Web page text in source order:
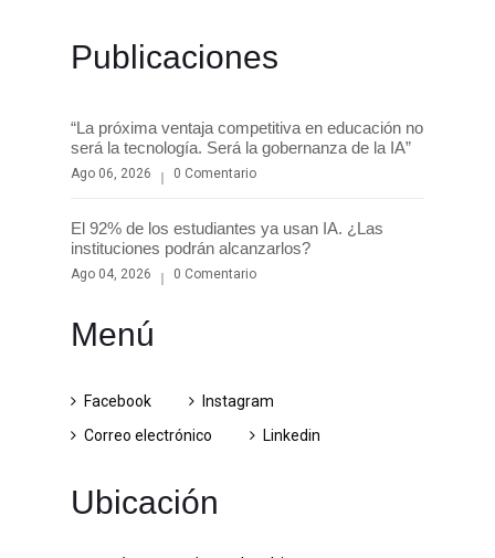
Publicaciones
“La próxima ventaja competitiva en educación no
será la tecnología. Será la gobernanza de la IA”
Ago 06, 2026 0 Comentario
El 92% de los estudiantes ya usan IA. ¿Las
instituciones podrán alcanzarlos?
Ago 04, 2026 0 Comentario
Menú
Facebook
Instagram
Correo electrónico
Linkedin
Ubicación